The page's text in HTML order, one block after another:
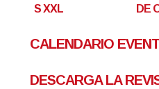
S XXL
DE
CALENDARIO
DESCARGA LA